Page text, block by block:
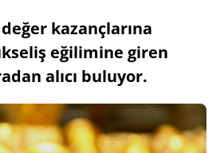
kazançlarına
eğilimine giren
alıcı buluyor.